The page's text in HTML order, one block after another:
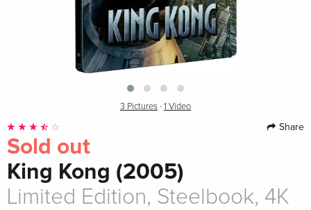
3 Pictures · 1 Video
Share
Sold out
King Kong (2005)
Limited Edition, Steelbook, 4K